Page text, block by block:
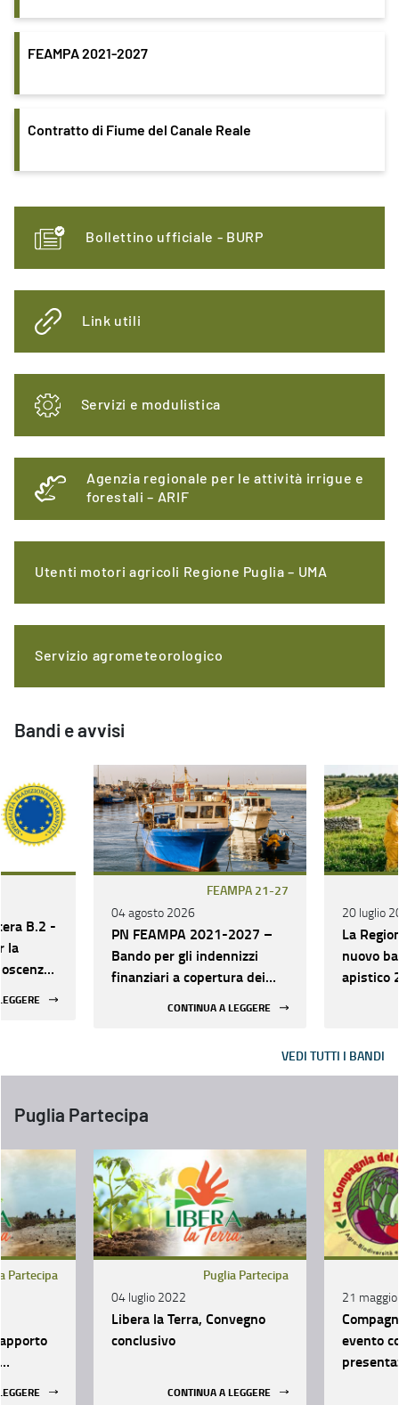
FEAMPA 2021-2027
Contratto di Fiume del Canale Reale
Bollettino ufficiale - BURP
Link utili
Servizi e modulistica
Agenzia regionale per le attività irrigue e
forestali – ARIF
Utenti motori agricoli Regione Puglia – UMA
Servizio agrometeorologico
Bandi e avvisi
B.2 -
la
FEAMPA 21-27
04 agosto 2026
PN FEAMPA 2021-2027 –
Bando per gli indennizzi
finanziari a copertura dei
dell'acquacoltura per effetto
Oriente – Priorità 2 –
Obiettivo Specifico 2.2 –
Azione 5 – Codice Intervento
222507 – Operazione 31
CONTINUA A LEGGERE
20 luglio
La
nuovo
apistico
climatica
VEDI TUTTI I BANDI
Puglia Partecipa
Partecipa
Puglia Partecipa
04 luglio 2022
Libera la Terra, Convegno
conclusivo
CONTINUA A LEGGERE
21
evento